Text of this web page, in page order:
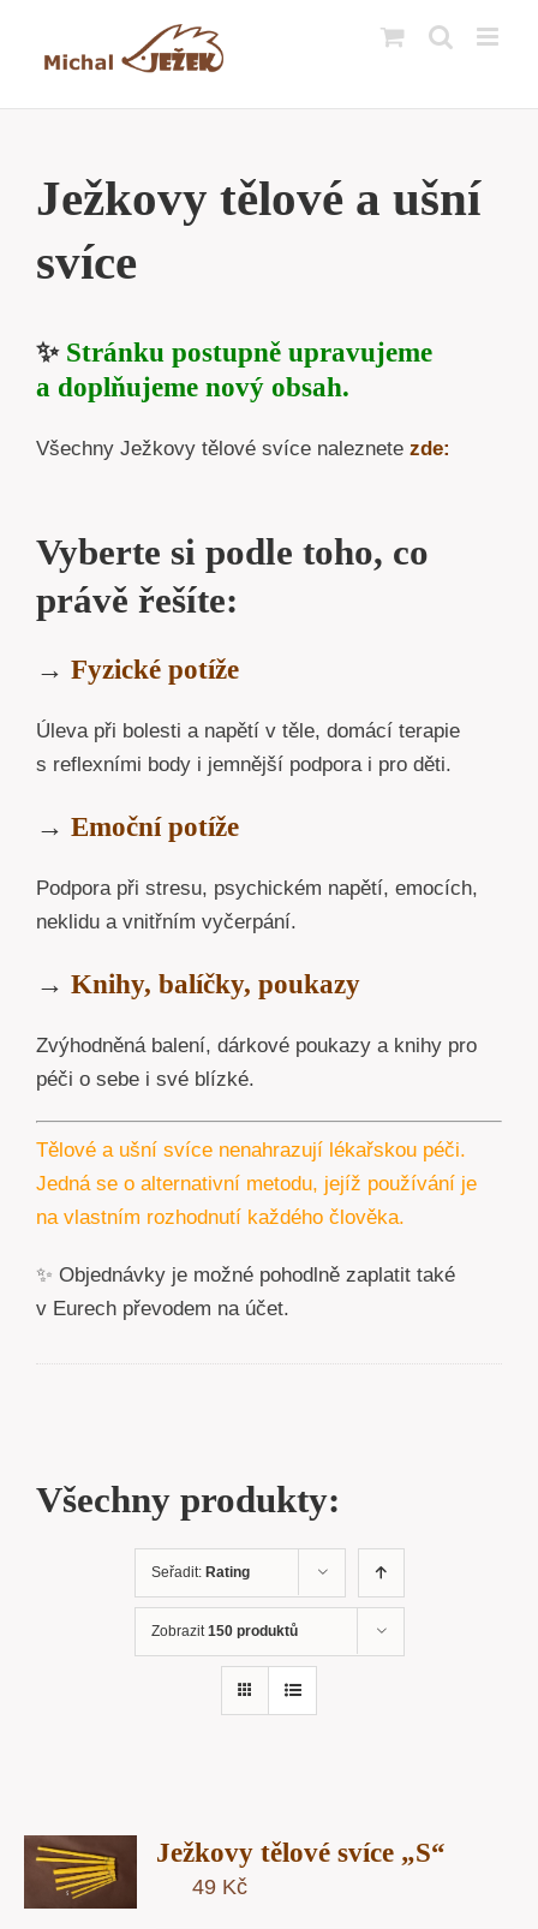
Ježkovy tělové a ušní
svíce
✨ Stránku postupně upravujeme
a doplňujeme nový obsah.
Všechny Ježkovy tělové svíce naleznete zde:
Vyberte si podle toho, co
právě řešíte:
→ Fyzické potíže
Úleva při bolesti a napětí v těle, domácí terapie
s reflexními body i jemnější podpora i pro děti.
→ Emoční potíže
Podpora při stresu, psychickém napětí, emocích,
neklidu a vnitřním vyčerpání.
→ Knihy, balíčky, poukazy
Zvýhodněná balení, dárkové poukazy a knihy pro
péči o sebe i své blízké.
Tělové a ušní svíce nenahrazují lékařskou péči.
Jedná se o alternativní metodu, jejíž používání je
na vlastním rozhodnutí každého člověka.
✨ Objednávky je možné pohodlně zaplatit také
v Eurech převodem na účet.
Všechny produkty:
Seřadit: Rating
Zobrazit 150 produktů
Ježkovy tělové svíce „S“
49 Kč